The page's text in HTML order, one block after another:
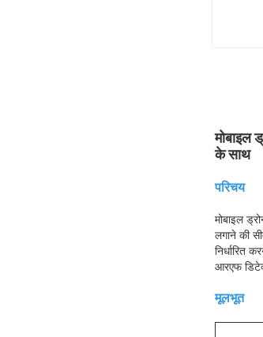
मोबाइल
के साथ
परिचय
मोबाइल
लगाने की
निर्धारित
आरएफ
मूलभूत